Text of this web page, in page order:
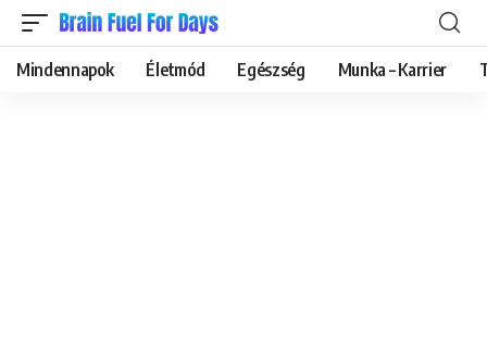
Mindennapok Életmód Egészség Munka – Karrier